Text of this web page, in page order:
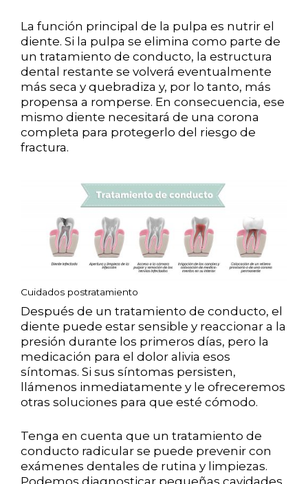
La función principal de la pulpa es nutrir el
diente. Si la pulpa se elimina como parte de
un tratamiento de conducto, la estructura
dental restante se volverá eventualmente
más seca y quebradiza y, por lo tanto, más
propensa a romperse. En consecuencia, ese
mismo diente necesitará de una corona
completa para protegerlo del riesgo de
fractura.
Cuidados postratamiento
Después de un tratamiento de conducto, el
diente puede estar sensible y reaccionar a la
presión durante los primeros días, pero la
medicación para el dolor alivia esos
síntomas. Si sus síntomas persisten,
llámenos inmediatamente y le ofreceremos
otras soluciones para que esté cómodo.
Tenga en cuenta que un tratamiento de
conducto radicular se puede prevenir con
exámenes dentales de rutina y limpiezas.